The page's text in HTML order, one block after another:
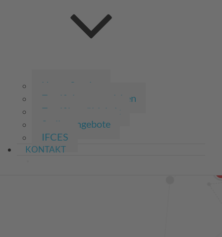
Unser Service
Zertifizierungszeichen
Zertifikatgültigkeit
Stellenangebote
IFCES
KONTAKT